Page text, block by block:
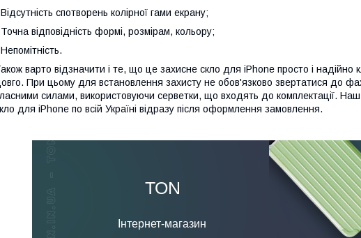
Відсутність спотворень колірної гами екрану;
Точна відповідність формі, розмірам, кольору;
Непомітність.
варто відзначити і те, що це захисне скло для iPhone просто і надійно
При цьому для встановлення захисту не обов'язково звертатися до
силами, використовуючи серветки, що входять до комплектації. Наш
для iPhone по всій Україні відразу після оформлення замовлення.
ТОN
Інтернет-магазин